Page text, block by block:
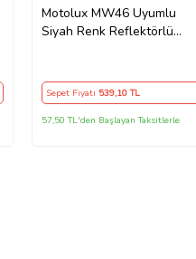
Motolux MW46 Uyumlu
Siyah Renk Reflektörlü
(Güvenlik Kilidi ve Bağlantı
Tokalı)
Sepet Fiyatı 539,10 TL
57,50 TL'den Başlayan Taksitlerle